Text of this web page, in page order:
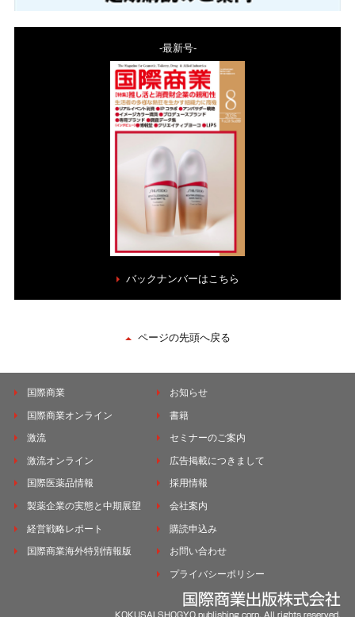
-最新号-
バックナンバーはこちら
ページの先頭へ戻る
国際商業
国際商業オンライン
激流
激流オンライン
国際医薬品情報
製薬企業の実態と中期展望
経営戦略レポート
国際商業海外特別情報版
お知らせ
書籍
セミナーのご案内
広告掲載につきまして
採用情報
会社案内
購読申込み
お問い合わせ
プライバシーポリシー